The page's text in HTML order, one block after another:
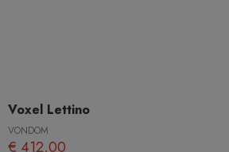
Voxel Lettino
VONDOM
€ 412,00